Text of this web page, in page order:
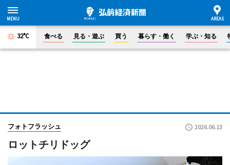
32°C 食べる 見る・遊ぶ 買う 暮らす・働く 学ぶ・知る
フォトフラッシュ 2026.06.13
ロットチリドッグ